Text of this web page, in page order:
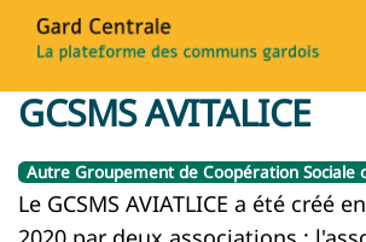
GCSMS AVITALICE
Autre Groupement de Coopération Sociale
Le GCSMS AVIATLICE a été créé